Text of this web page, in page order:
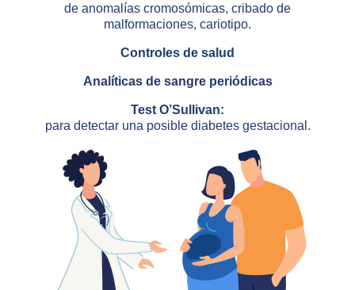
de anomalías cromosómicas, cribado de
malformaciones, cariotipo.
Controles de salud
Analíticas de sangre periódicas
Test O’Sullivan:
para detectar una posible diabetes gestacional.